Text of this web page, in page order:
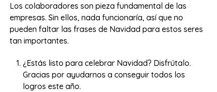
Los colaboradores son pieza fundamental de las
empresas. Sin ellos, nada funcionaría, así que no
pueden faltar las frases de Navidad para estos seres
tan importantes.
¿Estás listo para celebrar Navidad? Disfrútalo.
Gracias por ayudarnos a conseguir todos los
logros este año.